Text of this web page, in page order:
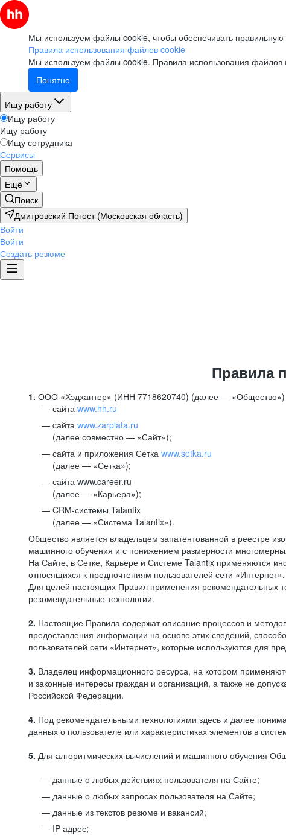
Мы используем файлы cookie, чтобы обеспечивать правильную
Правила использования файлов cookie
Мы используем файлы cookie. Правила использования файлов
Понятно
Ищу работу
Ищу работу
Ищу работу
Ищу сотрудника
Сервисы
Помощь
Ещё
Поиск
Дмитровский Погост (Московская область)
Войти
Войти
Создать резюме
Правила
1. ООО «Хэдхантер» (ИНН 7718620740) (далее — «Общество»)
сайта www.hh.ru
cайта www.zarplata.ru
(далее совместно — «Сайт»);
сайта и приложения Сетка www.setka.ru
(далее — «Сетка»);
сайта www.career.ru
(далее — «Карьера»);
CRM-системы Talantix
(далее — «Система Talantix»).
Общество является владельцем запатентованной в реестре
машинного обучения и с понижением размерности
На Сайте, в Сетке, Карьере и Системе Talantix применяются
относящихся к предпочтениям пользователей сети
Для целей настоящих Правил применения рекомендательных
рекомендательные технологии.
2. Настоящие Правила содержат описание процессов и
предоставления информации на основе этих сведений,
пользователей сети «Интернет», которые используются для
3. Владелец информационного ресурса, на котором
и законные интересы граждан и организаций, а также не
Российской Федерации.
4. Под рекомендательными технологиями здесь и далее
данных о пользователе или характеристиках элементов в
5. Для алгоритмических вычислений и машинного обучения
данные о любых действиях пользователя на Сайте;
данные о любых запросах пользователя на Сайте;
данные из текстов резюме и вакансий;
IP адрес;